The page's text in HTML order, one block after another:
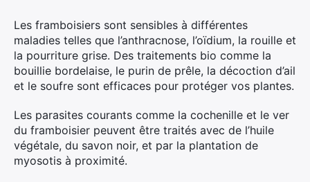
Les framboisiers sont sensibles à différentes
maladies telles que l’anthracnose, l’oïdium, la rouille et
la pourriture grise. Des traitements bio comme la
bouillie bordelaise, le purin de prêle, la décoction d’ail
et le soufre sont efficaces pour protéger vos plantes.
Les parasites courants comme la cochenille et le ver
du framboisier peuvent être traités avec de l’huile
végétale, du savon noir, et par la plantation de
myosotis à proximité.